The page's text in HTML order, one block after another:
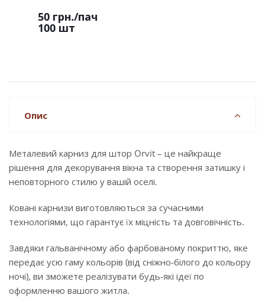
50 грн./пач
100 шт
Опис
Металевий карниз для штор Orvit – це найкраще
рішення для декорування вікна та створення затишку і
неповторного стилю у вашій оселі.
Ковані карнизи виготовляються за сучасними
технологіями, що гарантує їх міцність та довговічність.
Завдяки гальванічному або фарбованому покриттю, яке
передає усю гаму кольорів (від сніжно-білого до кольору
ночі), ви зможете реалізувати будь-які ідеї по
оформленню вашого житла.